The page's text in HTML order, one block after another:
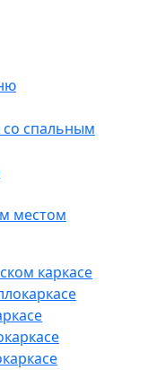
со спальным
местом
каркасе